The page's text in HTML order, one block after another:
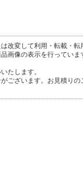
改変して利用・転載・転
画像の表示を行ってい
たします。
ございます。お見積り